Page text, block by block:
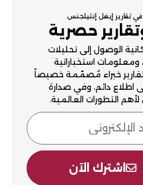
في تقارير إيغل إنتيلجنس
حصرية
الوصول إلى تحليلات
استخباراتية
خبراء مُصمّمة خصيصاً
اطلاع دائم، وفي صدارة
لأهم التطورات العالمية.
اشترك الآن